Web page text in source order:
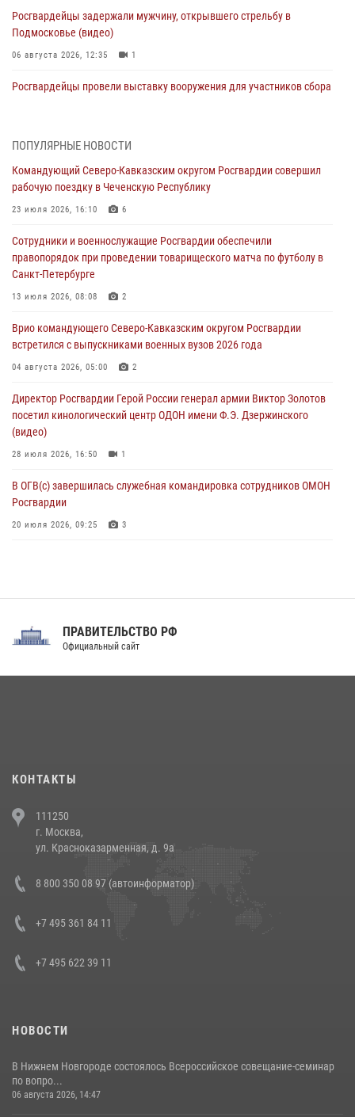
Росгвардейцы задержали мужчину, открывшего стрельбу в
Подмосковье (видео)
06 августа 2026, 12:35 1
Росгвардейцы провели выставку вооружения для участников сбора
второй годовщине вторжения ВСУ на территорию области
06 августа 2026, 11:56
угрожавшего подростку травматическим пистолетом
06 августа 2026, 11:33 1
В Зауралье при содействии СОБР Росгвардии ликвидирована
06 августа 2026, 11:27
В Москве росгвардейцы задержали троих мужчин, устроивших
06 августа 2026, 11:20 1
ПОПУЛЯРНЫЕ НОВОСТИ
Командующий Северо-Кавказским округом Росгвардии совершил
рабочую поездку в Чеченскую Республику
23 июля 2026, 16:10 6
Сотрудники и военнослужащие Росгвардии обеспечили
правопорядок при проведении товарищеского матча по футболу в
Санкт-Петербурге
13 июля 2026, 08:08 2
Врио командующего Северо-Кавказским округом Росгвардии
встретился с выпускниками военных вузов 2026 года
04 августа 2026, 05:00 2
Директор Росгвардии Герой России генерал армии Виктор Золотов
посетил кинологический центр ОДОН имени Ф.Э. Дзержинского
(видео)
28 июля 2026, 16:50 1
В ОГВ(с) завершилась служебная командировка сотрудников ОМОН
Росгвардии
20 июля 2026, 09:25 3
Праздник «Один день с Росгвардией» к 105-летию Центрального
напавших на бригаду скорой помощи (видео)
14 июля 2026, 12:20
В Росгвардии прошла военно-научная конференция по обобщению
боевого опыта
ПРАВИТЕЛЬСТВО РФ
Официальный сайт
КОНТАКТЫ
111250
г. Москва,
ул. Красноказарменная, д. 9а
8 800 350 08 97 (автоинформатор)
+7 495 361 84 11
+7 495 622 39 11
НОВОСТИ
В Нижнем Новгороде состоялось Всероссийское совещание-семинар
по вопро...
06 августа 2026, 14:47